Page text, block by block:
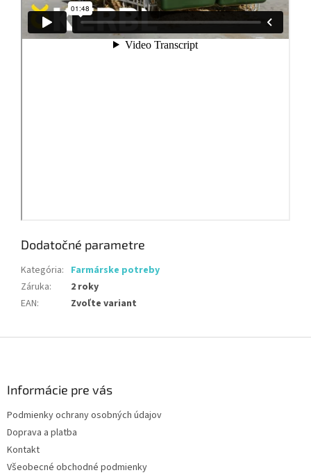
Dodatočné parametre
Kategória: Farmárske potreby
Záruka:
2 roky
EAN: Zvoľte variant
Informácie pre vás
Podmienky ochrany osobných údajov
Doprava a platba
Kontakt
Všeobecné obchodné podmienky